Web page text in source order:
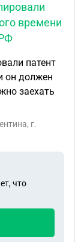
времени
патент
он должен
заехать
г.
что